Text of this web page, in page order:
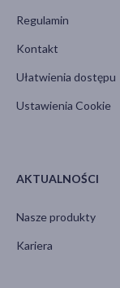
Regulamin
Kontakt
Ułatwienia dostępu
Ustawienia Cookie
AKTUALNOŚCI
Nasze produkty
Kariera